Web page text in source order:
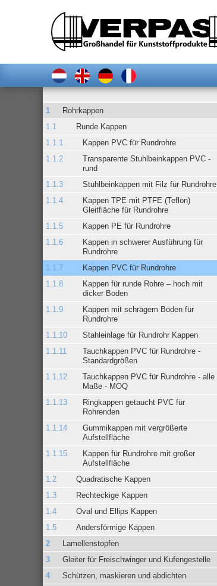
Rohrkappen
Runde Kappen
Kappen PVC für Rundrohre
Transparente Stuhlbeinkappen PVC -
rund
Stuhlbeinkappen mit Filz für Rundrohre
Kappen TPE mit PTFE (Teflon)
Gleitfläche für Rundrohre
Kappen PE für Rundrohre
Kappen in schwerer Ausführung für
Rundrohre
Kappen PVC für Rundrohre
Kappen für runde Rohre – hoch mit
dicker Boden
Kappen mit schrägem Boden für
Rundrohre
Stahleinlage für Rundrohr Kappen
Tauchkappen PVC für Rundrohre -
Standardgrößen
Tauchkappen PVC für Rundrohre - alle
Maße - MOQ
Ringkappen getaucht PVC für
Rohrenden
Gummikappen mit vergrößerte
Aufstellfläche
Kappen für Rundrohre mit großer
Aufstellfläche
Quadratische Kappen
Rechteckige Kappen
Oval und Ellips Kappen
Andersförmige Kappen
Lamellenstopfen
Gleiter für Freischwinger und Kufengestelle
Schützen, maskieren und abdichten